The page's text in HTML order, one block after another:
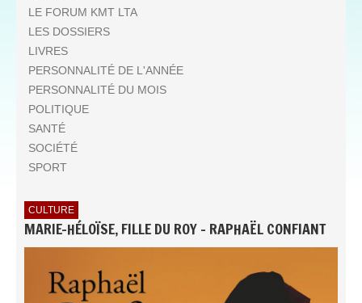
LE FORUM KMT LTA
LES DOSSIERS
LIVRES
PERSONNALITÉ DE L'ANNÉE
PERSONNALITÉ DU MOIS
POLITIQUE
SANTÉ
SOCIÉTÉ
SPORT
CULTURE
MARIE-HÉLOÏSE, FILLE DU ROY - RAPHAËL CONFIANT